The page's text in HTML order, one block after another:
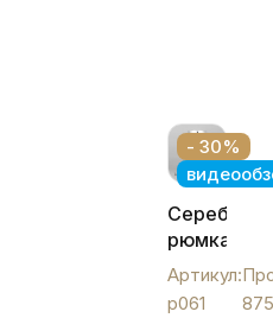
- 30%
Серебряная
рюмка
р061
Артикул:
р061
875